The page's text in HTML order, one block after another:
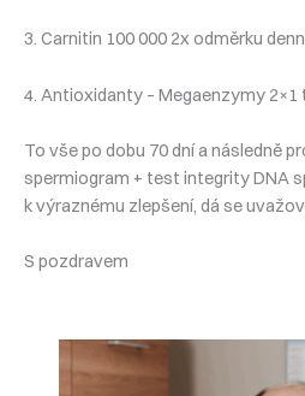
3. Carnitin 100 000 2x odměrku
4. Antioxidanty – Megaenzymy 2×1
To vše po dobu 70 dní a následně
spermiogram + test integrity DNA
k výraznému zlepšení, dá se
S pozdravem